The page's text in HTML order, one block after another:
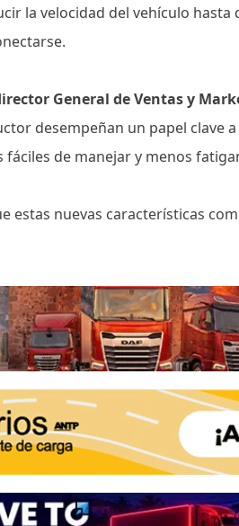
la velocidad del vehículo
General de Ventas y
desempeñan un papel clave
fáciles de manejar y menos
estas nuevas características